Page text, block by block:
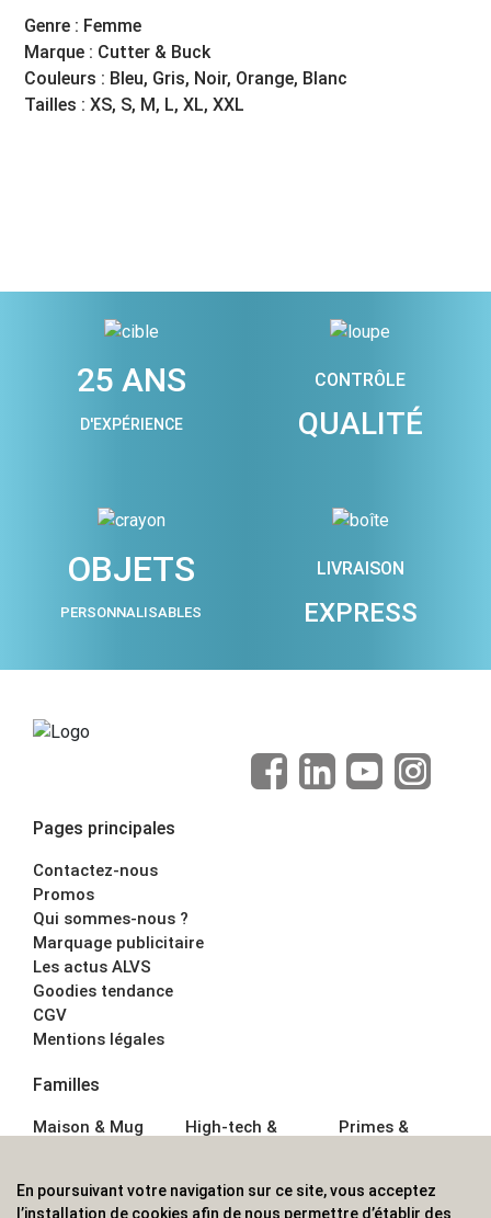
Genre : Femme
Marque : Cutter & Buck
Couleurs : Bleu, Gris, Noir, Orange, Blanc
Tailles : XS, S, M, L, XL, XXL
25 ANS
D'EXPÉRIENCE
CONTRÔLE
QUALITÉ
OBJETS
PERSONNALISABLES
LIVRAISON
EXPRESS
Pages principales
Contactez-nous
Promos
Qui sommes-nous ?
Marquage publicitaire
Les actus ALVS
Goodies tendance
CGV
Mentions légales
Familles
Maison & Mug
Écriture
High-tech &
Sport &
Primes &
Boisson
En poursuivant votre navigation sur ce site, vous acceptez
l’installation de cookies afin de nous permettre d’établir des